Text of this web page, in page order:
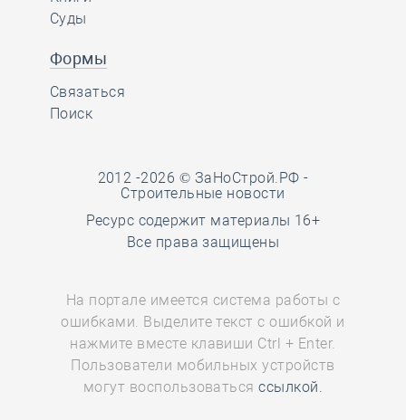
Суды
Формы
Связаться
Поиск
2012 -2026 © ЗаНоСтрой.РФ -
Строительные новости
Ресурс содержит материалы 16+
Все права защищены
На портале имеется система работы с
ошибками. Выделите текст с ошибкой и
нажмите вместе клавиши Ctrl + Enter.
Пользователи мобильных устройств
могут воспользоватьсяссылкой.